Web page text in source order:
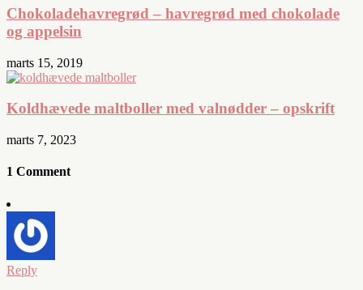
Chokoladehavregrød – havregrød med chokolade
og appelsin
marts 15, 2019
Koldhævede maltboller med valnødder – opskrift
marts 7, 2023
1 Comment
Reply